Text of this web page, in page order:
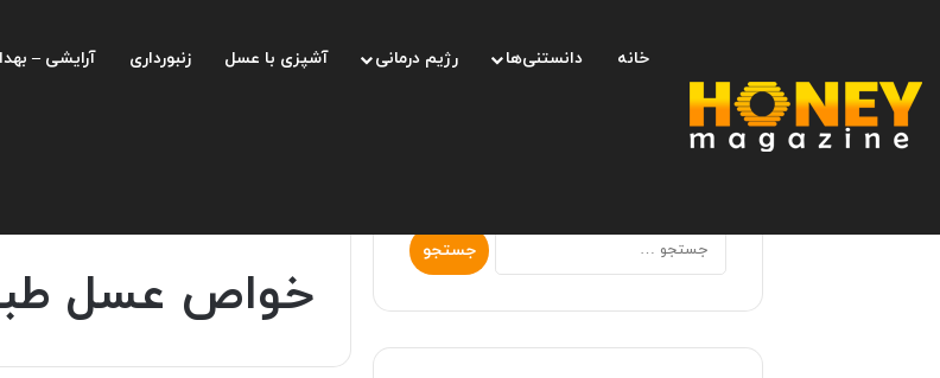
خانه دانستنی‌ها رژیم درمانی آشپزی با عسل زنبورداری آرایشی –
خواص عسل
جستجو
برای: